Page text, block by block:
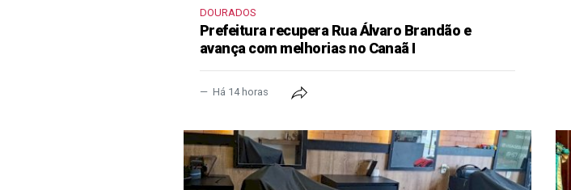
DOURADOS
Prefeitura recupera Rua Álvaro Brandão e
avança com melhorias no Canaã I
Há 14 horas